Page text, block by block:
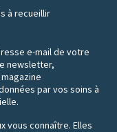
à recueillir
e-mail de votre
newsletter,
par vos soins à
vous connaître. Elles